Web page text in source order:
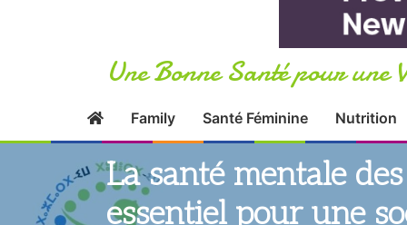
Une Bonne Santé pour une
Family Santé Féminine Nutrition
La santé mentale
essentiel pour une